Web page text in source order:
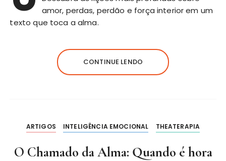
amor, perdas, perdão e força interior em um
texto que toca a alma.
CONTINUE LENDO
ARTIGOS INTELIGÊNCIA EMOCIONAL THEATERAPIA
O Chamado da Alma: Quando é hora